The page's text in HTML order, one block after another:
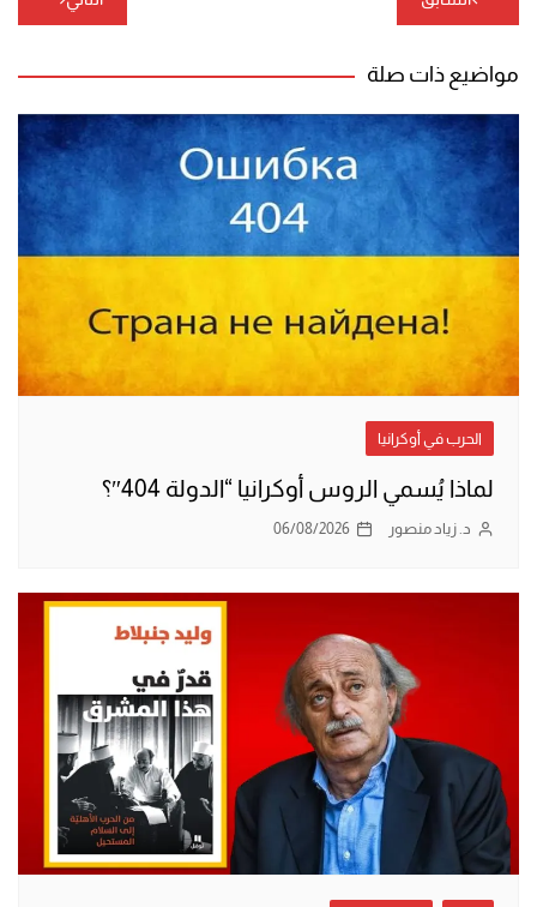
المقالات
مواضيع ذات صلة
الحرب في أوكرانيا
لماذا يُسمي الروس أوكرانيا “الدولة 404″؟
د. زياد منصور 06/08/2026